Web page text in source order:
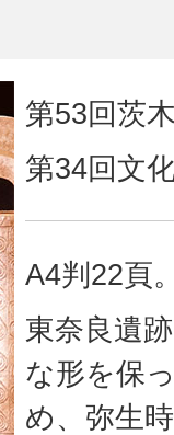
第53回茨
第34回文
A4判22頁
東奈良遺
な形を保
め、弥生